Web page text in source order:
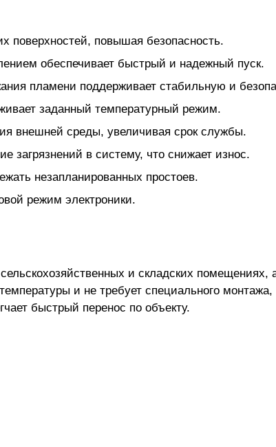
поверхностей, повышая безопасность.
обеспечивает быстрый и надежный пуск.
пламени поддерживает стабильную и
заданный температурный режим.
внешней среды, увеличивая срок службы.
загрязнений в систему, что снижает износ.
незапланированных простоев.
режим электроники.
и складских помещениях,
и не требует специального монтажа,
быстрый перенос по объекту.